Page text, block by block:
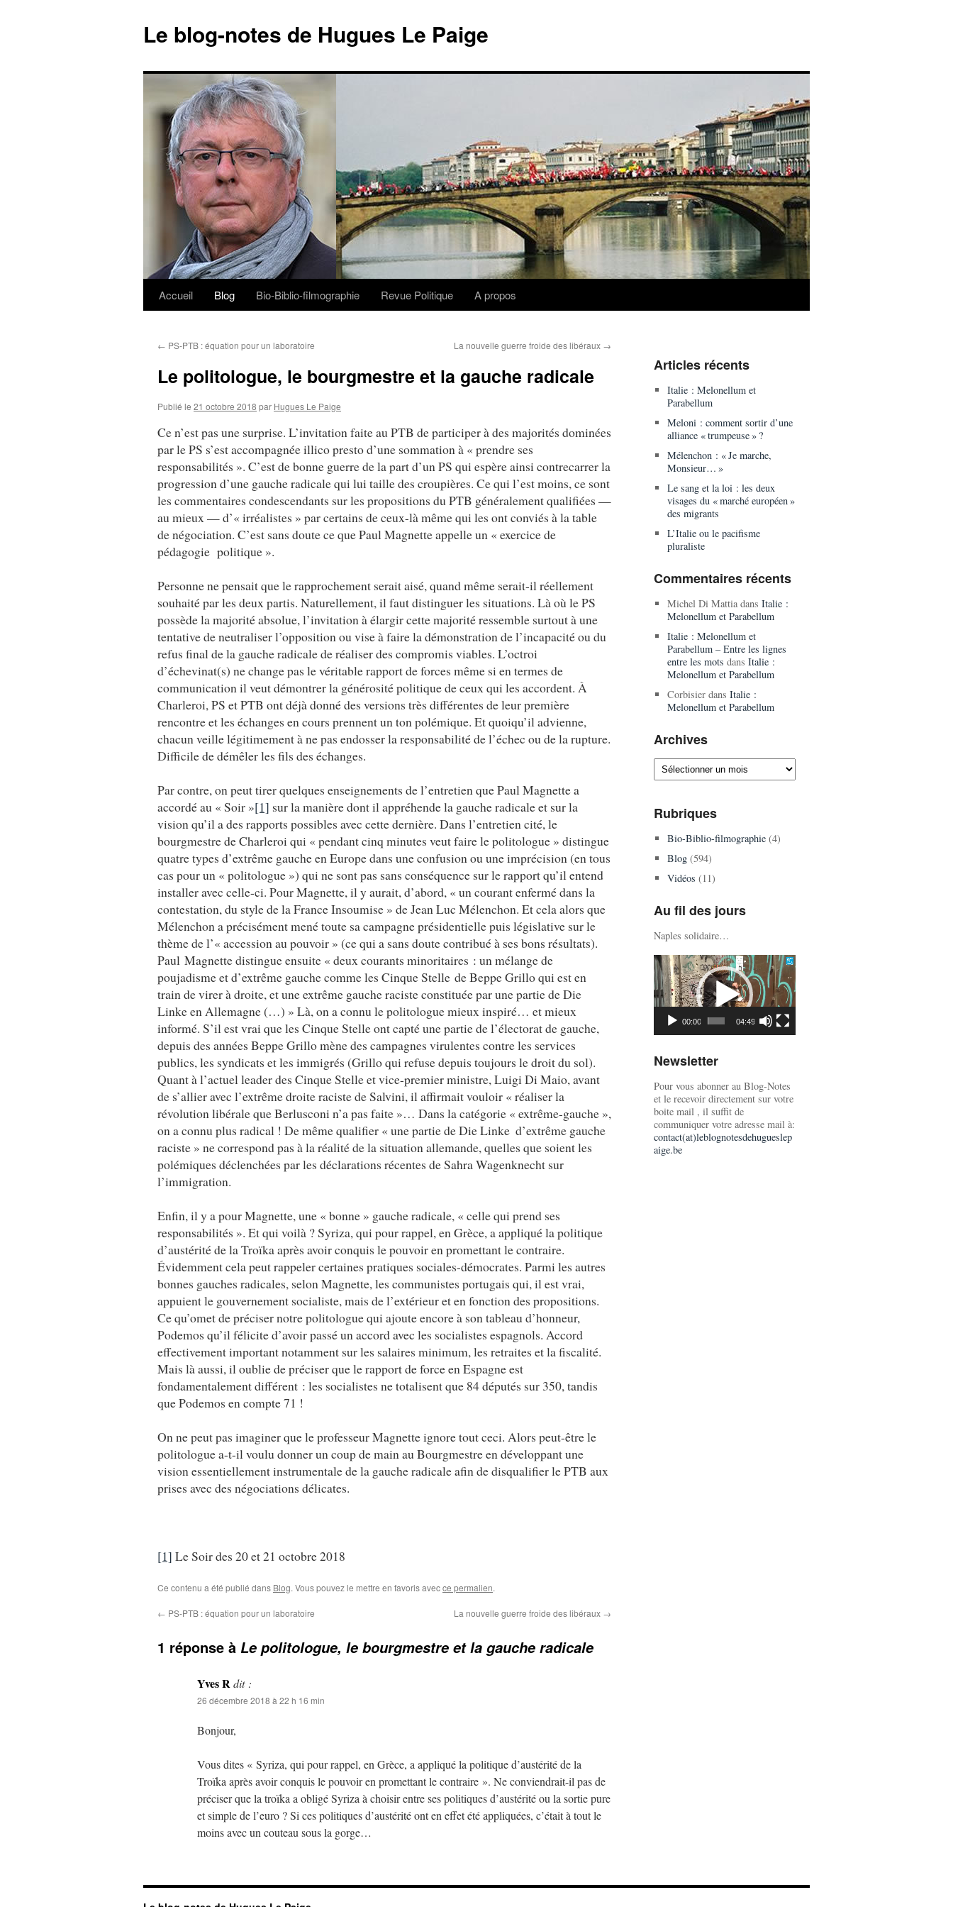
Le blog-notes de Hugues Le Paige
Aller
contenu
Accueil Blog Bio-Biblio-filmographie Revue Politique A propos
← PS-PTB : équation pour un laboratoire La nouvelle guerre froide des libéraux →
Le politologue, le bourgmestre et la gauche radicale
Publié le 21 octobre 2018 par Hugues Le Paige
Ce n’est pas une surprise. L’invitation faite au PTB de participer à des majorités dominées
par le PS s’est accompagnée illico presto d’une sommation à « prendre ses
responsabilités ». C’est de bonne guerre de la part d’un PS qui espère ainsi contrecarrer la
progression d’une gauche radicale qui lui taille des croupières. Ce qui l’est moins, ce sont
les commentaires condescendants sur les propositions du PTB généralement qualifiées —
au mieux — d’« irréalistes » par certains de ceux-là même qui les ont conviés à la table
de négociation. C’est sans doute ce que Paul Magnette appelle un « exercice de
pédagogie politique ».
Personne ne pensait que le rapprochement serait aisé, quand même serait-il réellement
souhaité par les deux partis. Naturellement, il faut distinguer les situations. Là où le PS
possède la majorité absolue, l’invitation à élargir cette majorité ressemble surtout à une
tentative de neutraliser l’opposition ou vise à faire la démonstration de l’incapacité ou du
refus final de la gauche radicale de réaliser des compromis viables. L’octroi
d’échevinat(s) ne change pas le véritable rapport de forces même si en termes de
communication il veut démontrer la générosité politique de ceux qui les accordent. À
Charleroi, PS et PTB ont déjà donné des versions très différentes de leur première
rencontre et les échanges en cours prennent un ton polémique. Et quoiqu’il advienne,
chacun veille légitimement à ne pas endosser la responsabilité de l’échec ou de la rupture.
Difficile de démêler les fils des échanges.
Par contre, on peut tirer quelques enseignements de l’entretien que Paul Magnette a
accordé au « Soir »[1] sur la manière dont il appréhende la gauche radicale et sur la
vision qu’il a des rapports possibles avec cette dernière. Dans l’entretien cité, le
bourgmestre de Charleroi qui « pendant cinq minutes veut faire le politologue » distingue
quatre types d’extrême gauche en Europe dans une confusion ou une imprécision (en tous
cas pour un « politologue ») qui ne sont pas sans conséquence sur le rapport qu’il entend
installer avec celle-ci. Pour Magnette, il y aurait, d’abord, « un courant enfermé dans la
contestation, du style de la France Insoumise » de Jean Luc Mélenchon. Et cela alors que
Mélenchon a précisément mené toute sa campagne présidentielle puis législative sur le
thème de l’« accession au pouvoir » (ce qui a sans doute contribué à ses bons résultats).
Paul Magnette distingue ensuite « deux courants minoritaires : un mélange de
poujadisme et d’extrême gauche comme les Cinque Stelle de Beppe Grillo qui est en
train de virer à droite, et une extrême gauche raciste constituée par une partie de Die
Linke en Allemagne (…) » Là, on a connu le politologue mieux inspiré… et mieux
informé. S’il est vrai que les Cinque Stelle ont capté une partie de l’électorat de gauche,
depuis des années Beppe Grillo mène des campagnes virulentes contre les services
publics, les syndicats et les immigrés (Grillo qui refuse depuis toujours le droit du sol).
Quant à l’actuel leader des Cinque Stelle et vice-premier ministre, Luigi Di Maio, avant
de s’allier avec l’extrême droite raciste de Salvini, il affirmait vouloir « réaliser la
révolution libérale que Berlusconi n’a pas faite »… Dans la catégorie « extrême-gauche »,
on a connu plus radical ! De même qualifier « une partie de Die Linke d’extrême gauche
raciste » ne correspond pas à la réalité de la situation allemande, quelles que soient les
polémiques déclenchées par les déclarations récentes de Sahra Wagenknecht sur
l’immigration.
Enfin, il y a pour Magnette, une « bonne » gauche radicale, « celle qui prend ses
responsabilités ». Et qui voilà ? Syriza, qui pour rappel, en Grèce, a appliqué la politique
d’austérité de la Troïka après avoir conquis le pouvoir en promettant le contraire.
Évidemment cela peut rappeler certaines pratiques sociales-démocrates. Parmi les autres
bonnes gauches radicales, selon Magnette, les communistes portugais qui, il est vrai,
appuient le gouvernement socialiste, mais de l’extérieur et en fonction des propositions.
Ce qu’omet de préciser notre politologue qui ajoute encore à son tableau d’honneur,
Podemos qu’il félicite d’avoir passé un accord avec les socialistes espagnols. Accord
effectivement important notamment sur les salaires minimum, les retraites et la fiscalité.
Mais là aussi, il oublie de préciser que le rapport de force en Espagne est
fondamentalement différent : les socialistes ne totalisent que 84 députés sur 350, tandis
que Podemos en compte 71 !
On ne peut pas imaginer que le professeur Magnette ignore tout ceci. Alors peut-être le
politologue a-t-il voulu donner un coup de main au Bourgmestre en développant une
vision essentiellement instrumentale de la gauche radicale afin de disqualifier le PTB aux
prises avec des négociations délicates.
[1] Le Soir des 20 et 21 octobre 2018
Ce contenu a été publié dans Blog. Vous pouvez le mettre en favoris avecce permalien.
← PS-PTB : équation pour un laboratoire La nouvelle guerre froide des libéraux →
1 réponse à Le politologue, le bourgmestre et la gauche radicale
Yves Rdit :
26 décembre 2018 à 22 h 16 min
Bonjour,
Vous dites « Syriza, qui pour rappel, en Grèce, a appliqué la politique d’austérité de la
Troïka après avoir conquis le pouvoir en promettant le contraire ». Ne conviendrait-il pas de
préciser que la troïka a obligé Syriza à choisir entre ses politiques d’austérité ou la sortie pure
et simple de l’euro ? Si ces politiques d’austérité ont en effet été appliquées, c’était à tout le
moins avec un couteau sous la gorge…
Articles récents
Italie : Melonellum et
Parabellum
Meloni : comment sortir d’une
alliance « trumpeuse » ?
Mélenchon : « Je marche,
Monsieur… »
Le sang et la loi : les deux
visages du « marché européen »
des migrants
L’Italie ou le pacifisme
pluraliste
Commentaires récents
Michel Di Mattiadans Italie :
Melonellum et Parabellum
Italie : Melonellum et
Parabellum – Entre les lignes
entre les mots dans Italie :
Melonellum et Parabellum
Corbisierdans Italie :
Melonellum et Parabellum
Archives
Archives
Rubriques
Bio-Biblio-filmographie(4)
Blog(594)
Vidéos (11)
Au fil des jours
Naples solidaire…
Lecteur
vidéo
00:00 04:49
Newsletter
Pour vous abonner au Blog-Notes
et le recevoir directement sur votre
boite mail , il suffit de
communiquer votre adresse mail à:
contact(at)leblognotesdehugueslep
aige.be